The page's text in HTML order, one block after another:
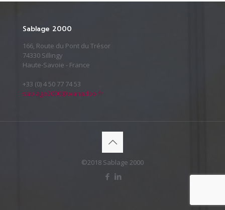
Sablage 2000
166, Route du Pont du Trésor
74330 Sillingy
Haute-Savoie - France
+33 (0) 4 50 77 74 53
sablage2000@wanadoo.fr
©2018 Sablage 2000